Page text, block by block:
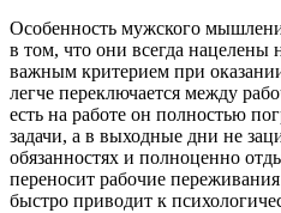
Особенность мужского
в том, что они всегда нацелены
важным критерием при
легче переключается между
есть на работе он полностью
задачи, а в выходные дни не
обязанностях и полноценно
переносит рабочие
быстро приводит к